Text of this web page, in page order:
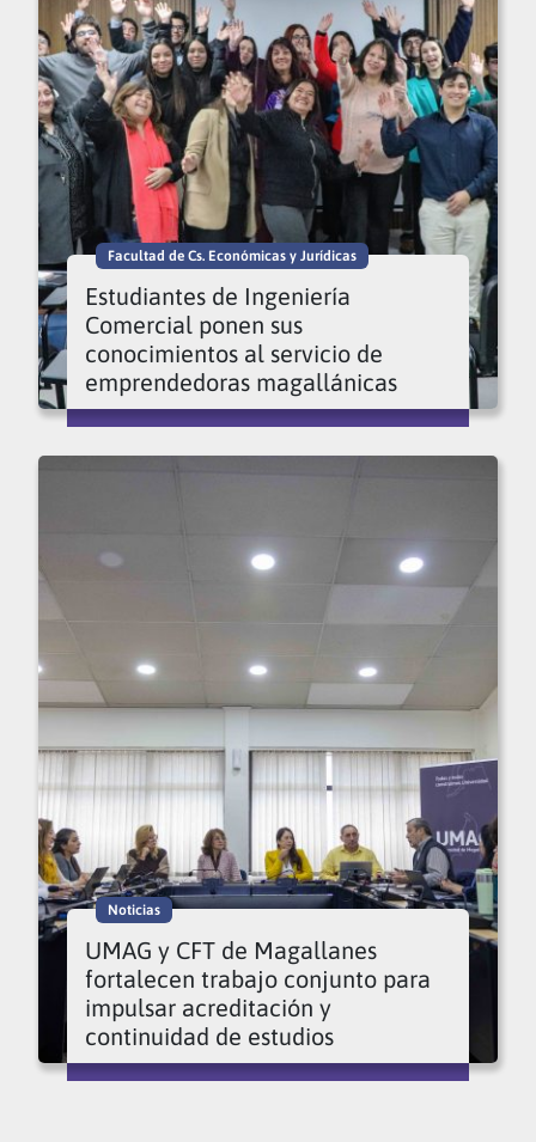
Facultad de Cs. Económicas y Jurídicas
Estudiantes de Ingeniería
Comercial ponen sus
conocimientos al servicio de
emprendedoras magallánicas
Noticias
UMAG y CFT de Magallanes
fortalecen trabajo conjunto para
impulsar acreditación y
continuidad de estudios